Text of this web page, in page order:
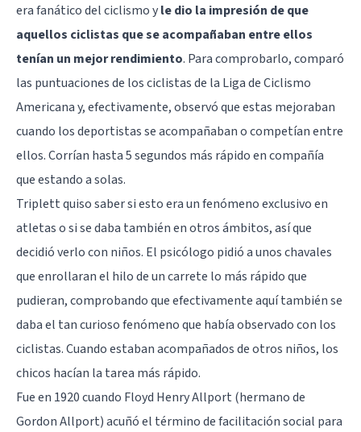
era fanático del ciclismo yle dio la impresión de que
aquellos ciclistas que se acompañaban entre ellos
tenían un mejor rendimiento. Para comprobarlo, comparó
las puntuaciones de los ciclistas de la Liga de Ciclismo
Americana y, efectivamente, observó que estas mejoraban
cuando los deportistas se acompañaban o competían entre
ellos. Corrían hasta 5 segundos más rápido en compañía
que estando a solas.
Triplett quiso saber si esto era un fenómeno exclusivo en
atletas o si se daba también en otros ámbitos, así que
decidió verlo con niños. El psicólogo pidió a unos chavales
que enrollaran el hilo de un carrete lo más rápido que
pudieran, comprobando que efectivamente aquí también se
daba el tan curioso fenómeno que había observado con los
ciclistas. Cuando estaban acompañados de otros niños, los
chicos hacían la tarea más rápido.
Fue en 1920 cuando Floyd Henry Allport (hermano de
Gordon Allport) acuñó el término de facilitación social para